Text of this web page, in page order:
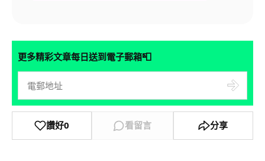
更多精彩文章每日送到電子郵箱📮
讚好0 看留言 分享